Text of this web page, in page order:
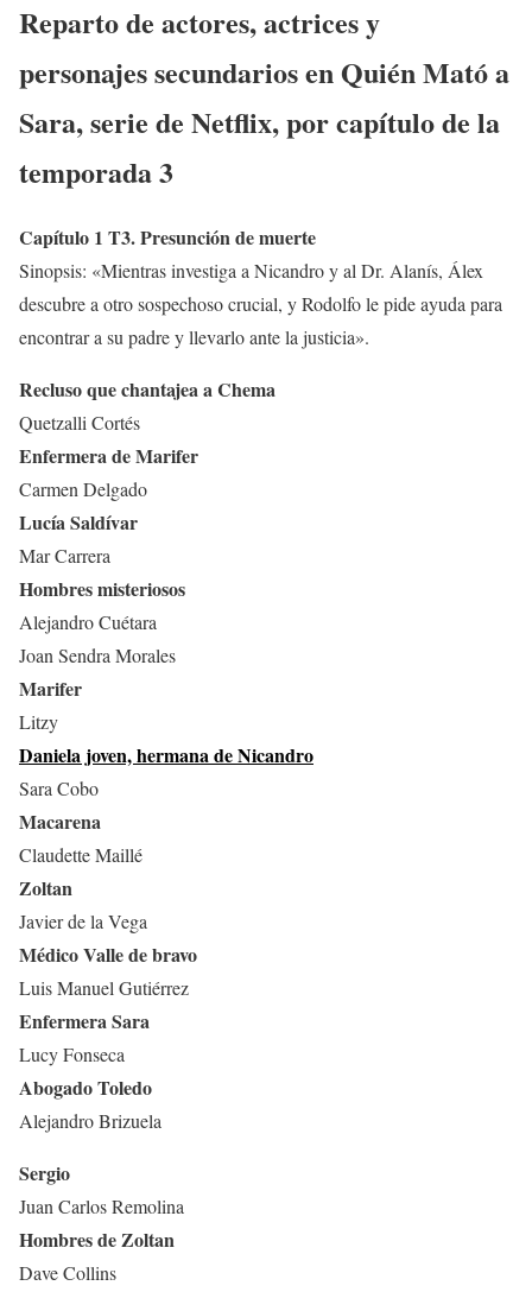
Reparto de actores, actrices y
personajes secundarios enQuién Mató a
Sara, serie de Netflix, por capítulo de la
temporada 3
Capítulo 1 T3. Presunción de muerte
Sinopsis: «Mientras investiga a Nicandro y al Dr. Alanís, Álex
descubre a otro sospechoso crucial, y Rodolfo le pide ayuda para
encontrar a su padre y llevarlo ante la justicia».
Recluso que chantajea a Chema
Quetzalli Cortés
Enfermera de Marifer
Carmen Delgado
Lucía Saldívar
Mar Carrera
Hombres misteriosos
Alejandro Cuétara
Joan Sendra Morales
Marifer
Litzy
Daniela joven, hermana de Nicandro
Sara Cobo
Macarena
Claudette Maillé
Zoltan
Javier de la Vega
Médico Valle de bravo
Luis Manuel Gutiérrez
Enfermera Sara
Lucy Fonseca
Abogado Toledo
Alejandro Brizuela
Sergio
Juan Carlos Remolina
Hombres de Zoltan
Dave Collins